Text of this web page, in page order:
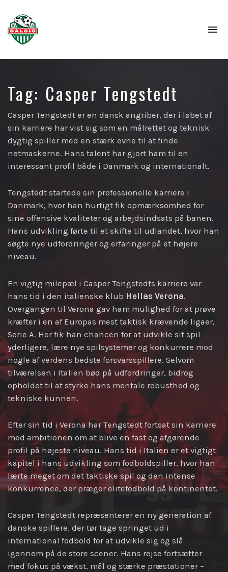
Tag: Casper Tengstedt
Casper Tengstedt er en dansk angriber, der i løbet af
sin karriere har vist sig som en målrettet og teknisk
dygtig spiller med en stærk evne til at finde
netmaskerne. Hans talent har gjort ham til en
interessant profil både i Danmark og internationalt.
Tengstedt startede sin professionelle karriere i
Danmark, hvor han hurtigt fik opmærksomhed for
sine offensive kvaliteter og arbejdsindsats på banen.
Hans udvikling førte til et skifte til udlandet, hvor han
søgte nye udfordringer og erfaringer på et højere
niveau.
En vigtig milepæl i Casper Tengstedts karriere var
hans tid i den italienske klub Hellas Verona.
Overgangen til Verona gav ham mulighed for at prøve
kræfter i en af Europas mest taktisk krævende ligaer,
Serie A. Her fik han chancen for at udvikle sit spil
yderligere, lære nye spilsystemer og konkurrere mod
nogle af verdens bedste forsvarsspillere. Selvom
tilværelsen i Italien bød på udfordringer, bidrog
opholdet til at styrke hans mentale robusthed og
tekniske kunnen.
Efter sin tid i Verona har Tengstedt fortsat sin karriere
med ambitionen om at blive en fast og afgørende
profil på højeste niveau. Hans tid i Italien er et vigtigt
kapitel i hans udvikling som fodboldspiller, hvor han
lærte meget om det taktiske spil og den intense
konkurrence, der præger elitefodbold på kontinentet.
Casper Tengstedt repræsenterer en ny generation af
danske spillere, der tør tage springet ud i
international fodbold for at udvikle sig og slå
igennem på de store scener. Hans rejse fortsætter
med fokus på vækst, mål og stærke præstationer –